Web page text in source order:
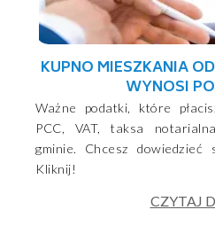
KUPNO MIESZKANIA
WYNOSI
Ważne podatki, które
PCC, VAT, taksa
gminie. Chcesz dowiedzieć
Kliknij!
CZYTAJ